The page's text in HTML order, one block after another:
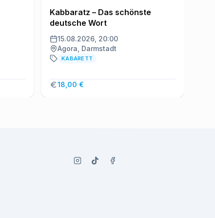
Kabbaratz – Das schönste
deutsche Wort
15.08.2026, 20:00
Agora, Darmstadt
KABARETT
18,00 €